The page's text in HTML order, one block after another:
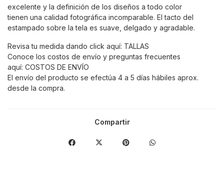
excelente y la definición de los diseños a todo color
tienen una calidad fotográfica incomparable. El tacto del
estampado sobre la tela es suave, delgado y agradable.
Revisa tu medida dando click aquí: TALLAS
Conoce los costos de envío y preguntas frecuentes
aquí: COSTOS DE ENVÍO
El envío del producto se efectúa 4 a 5 días hábiles aprox.
desde la compra.
Compartir